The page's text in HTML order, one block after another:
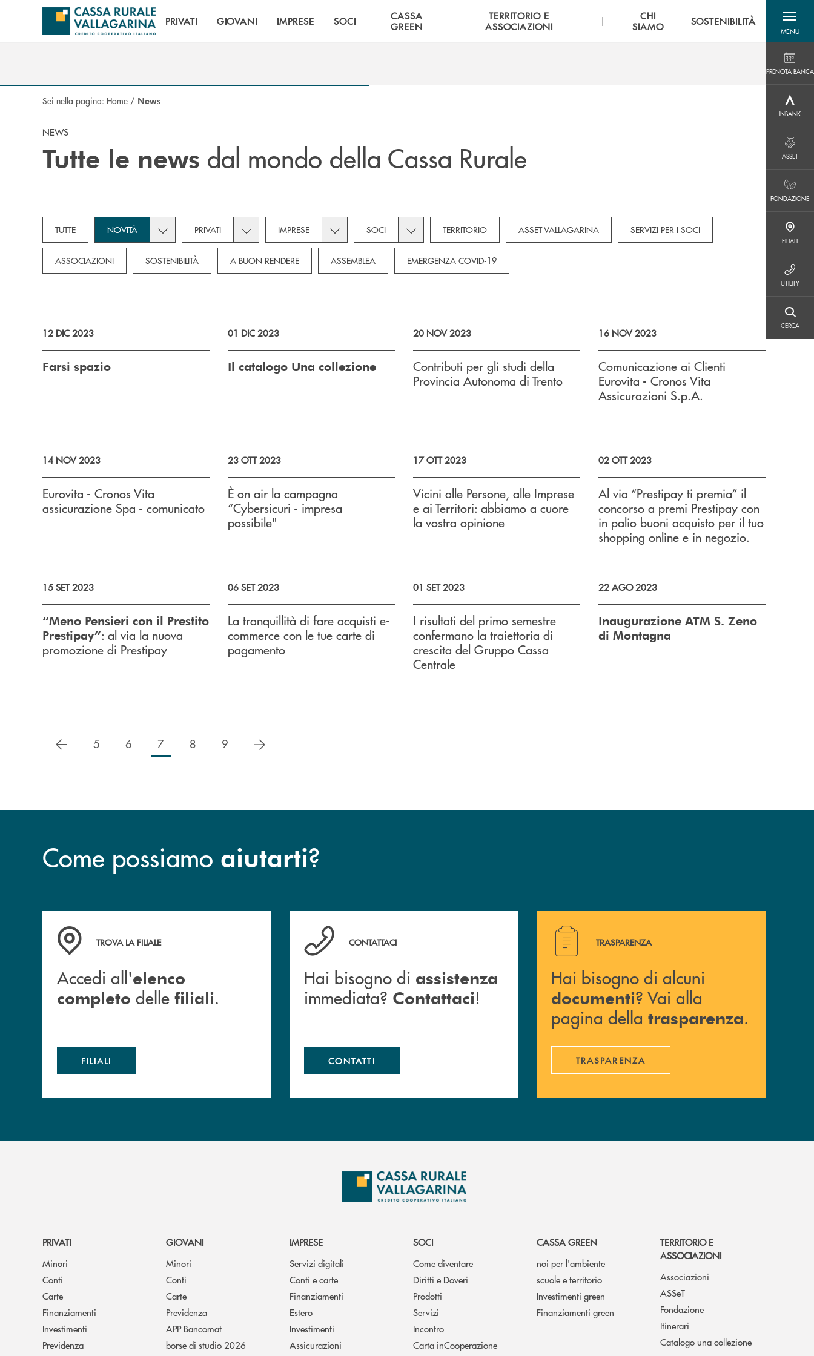
Salta al contenuto principale
PRIVATI GIOVANI IMPRESE SOCI
CASSA
GREEN
TERRITORIO E
ASSOCIAZIONI
|
CHI
SIAMO
SOSTENIBILITÀ
MENU
menu
PRENOTA BANCA
INBANK
ASSET
FONDAZIONE
FILIALI
UTILITY
CERCA
Sei nella pagina: Home / News
NEWS
Tutte le news dal mondo della Cassa Rurale
TUTTE NOVITÀ Toggle subcategories dropdown for Novità
PRIVATI Toggle subcategories dropdown for Privati
IMPRESE Toggle subcategories dropdown for Imprese
SOCI Toggle subcategories dropdown for Soci
TERRITORIO ASSET VALLAGARINA SERVIZI PER I SOCI
ASSOCIAZIONI SOSTENIBILITÀ A BUON RENDERE ASSEMBLEA EMERGENZA COVID-19
12 DIC 2023
Farsi spazio
01 DIC 2023
Il catalogo Una collezione
20 NOV 2023
Contributi per gli studi della
Provincia Autonoma di Trento
16 NOV 2023
Comunicazione ai Clienti
Eurovita - Cronos Vita
Assicurazioni S.p.A.
14 NOV 2023
Eurovita - Cronos Vita
assicurazione Spa - comunicato
23 OTT 2023
È on air la campagna
“Cybersicuri - impresa
possibile"
17 OTT 2023
Vicini alle Persone, alle Imprese
e ai Territori: abbiamo a cuore
la vostra opinione
02 OTT 2023
Al via “Prestipay ti premia” il
concorso a premi Prestipay con
in palio buoni acquisto per il tuo
shopping online e in negozio.
15 SET 2023
“Meno Pensieri con il Prestito
Prestipay”: al via la nuova
promozione di Prestipay
06 SET 2023
La tranquillità di fare acquisti e-
commerce con le tue carte di
pagamento
01 SET 2023
I risultati del primo semestre
confermano la traiettoria di
crescita del Gruppo Cassa
Centrale
22 AGO 2023
Inaugurazione ATM S. Zeno
di Montagna
precedente
5 6 7 8 9 successivo
Come possiamo aiutarti?
Accedi all' elenco completo delle filiali .
TROVA LA FILIALE
Accedi all'elenco
completo delle filiali.
FILIALI
Hai bisogno di assistenza immediata? Contattaci !
CONTATTACI
Hai bisogno di assistenza
immediata? Contattaci!
CONTATTI
Hai bisogno di alcuni documenti ? Vai alla pagina della
TRASPARENZA
Hai bisogno di alcuni
documenti? Vai alla
pagina della trasparenza.
TRASPARENZA
PRIVATI
Minori
Conti
Carte
Finanziamenti
Investimenti
Previdenza
GIOVANI
Minori
Conti
Carte
Previdenza
APP Bancomat
borse di studio 2026
IMPRESE
Servizi digitali
Conti e carte
Finanziamenti
Estero
Investimenti
Assicurazioni
SOCI
Come diventare
Diritti e Doveri
Prodotti
Servizi
Incontro
Carta inCooperazione
CASSA GREEN
noi per l'ambiente
scuole e territorio
Investimenti green
Finanziamenti green
TERRITORIO E
ASSOCIAZIONI
Associazioni
ASSeT
Fondazione
Itinerari
Catalogo una collezione